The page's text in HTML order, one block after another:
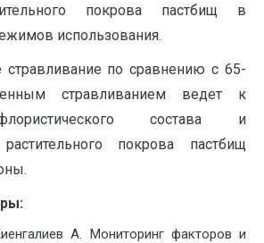
покрова пастбищ в
использования.
стравливание по сравнению с 65-
стравливанием ведет к
состава и
растительного покрова пастбищ
А. Мониторинг факторов и